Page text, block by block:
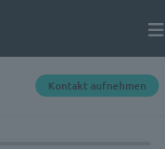
Kontakt aufnehmen